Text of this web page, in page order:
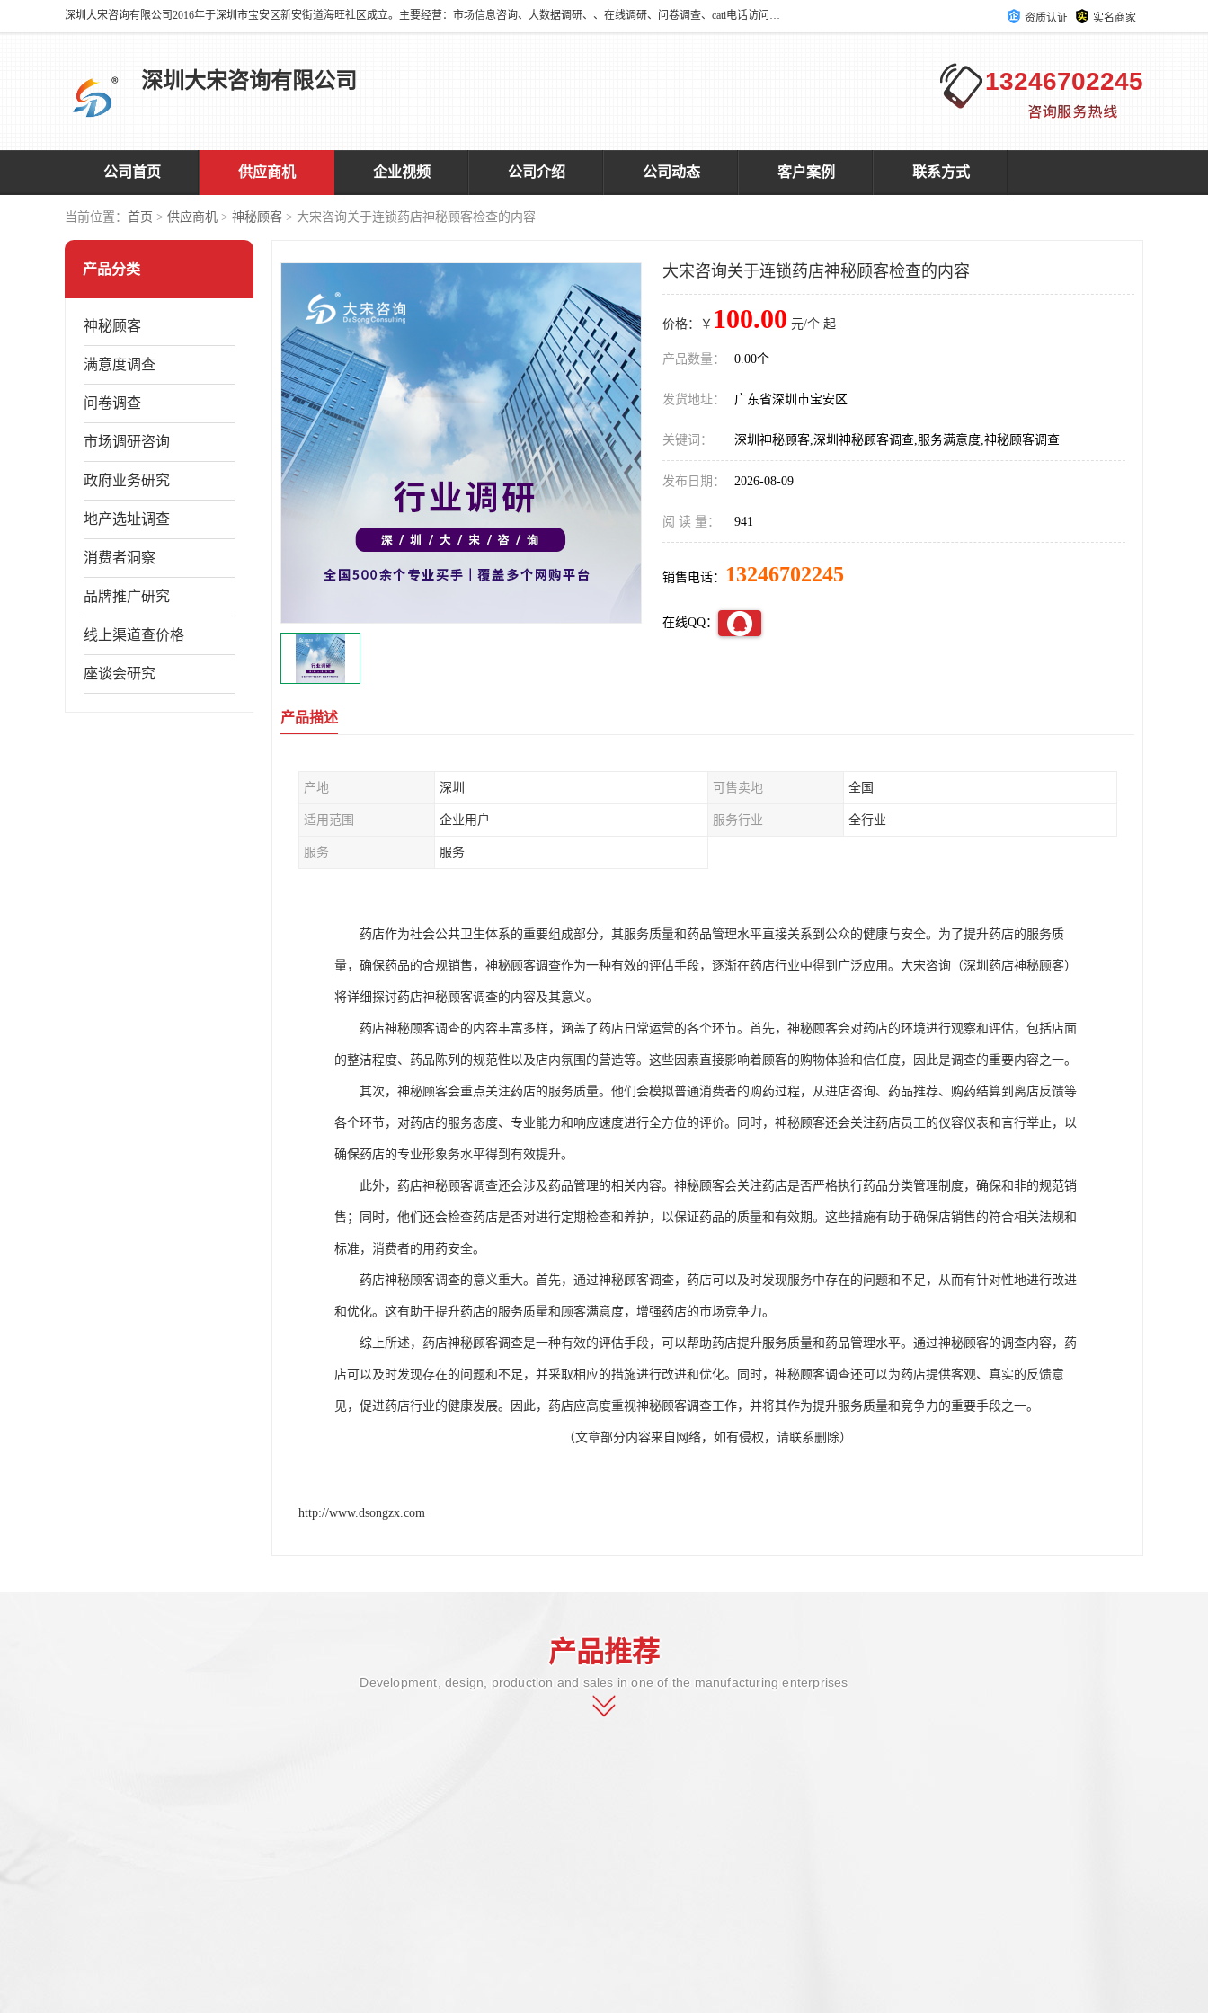
深圳大宋咨询有限公司2016年于深圳市宝安区新安街道海旺社区成立。主要经营：市场信息咨询、大数据调研、、在线调研、问卷调查、cati电话访问、神秘顾客调查、广告效果评估、消费者调查、大数据采集分析等，从事广告业务、国内贸易、数据采集、数据处理；公共文明测评。 资质认证 实名商家
深圳大宋咨询有限公司 13246702245
公司首页 供应商机 企业视频 公司介绍 公司动态 客户案例 联系方式
当前位置： 首页 > 供应商机 > 神秘顾客 > 大宋咨询关于连锁药店神秘顾客检查的内容
产品分类
神秘顾客
满意度调查
问卷调查
市场调研咨询
政府业务研究
地产选址调查
消费者洞察
品牌推广研究
线上渠道查价格
座谈会研究
大宋咨询关于连锁药店神秘顾客检查的内容
价格：￥ 100.00 元/个 起
产品数量： 0.00个
发货地址： 广东省深圳市宝安区
关键词： 深圳神秘顾客,深圳神秘顾客调查,服务满意度,神秘顾客调查
发布日期： 2026-08-09
阅 读 量： 941
销售电话： 13246702245
在线QQ：
产品描述
产地 深圳 可售卖地 全国
适用范围 企业用户 服务行业 全行业
服务 服务
药店作为社会公共卫生体系的重要组成部分，其服务质量和药品管理水平直接关系到公众的健康与安全。为了提升药店的服务质
量，确保药品的合规销售，神秘顾客调查作为一种有效的评估手段，逐渐在药店行业中得到广泛应用。 大宋咨询（深圳药店神秘顾客）
将详细探讨药店神秘顾客调查的内容及其意义。
药店神秘顾客调查的内容丰富多样，涵盖了药店日常运营的各个环节。首先，神秘顾客会对药店的环境进行观察和评估，包括店面
的整洁程度、药品陈列的规范性以及店内氛围的营造等。这些因素直接影响着顾客的购物体验和信任度，因此是调查的重要内容之一。
其次，神秘顾客会重点关注药店的服务质量。他们会模拟普通消费者的购药过程，从进店咨询、药品推荐、购药结算到离店反馈等
各个环节，对药店的服务态度、专业能力和响应速度进行全方位的评价。同时，神秘顾客还会关注药店员工的仪容仪表和言行举止，以
确保药店的专业形象务水平得到有效提升。
此外，药店神秘顾客调查还会涉及药品管理的相关内容。神秘顾客会关注药店是否严格执行药品分类管理制度，确保和非的规范销
售；同时，他们还会检查药店是否对进行定期检查和养护，以保证药品的质量和有效期。这些措施有助于确保店销售的符合相关法规和
标准，消费者的用药安全。
药店神秘顾客调查的意义重大。首先，通过神秘顾客调查，药店可以及时发现服务中存在的问题和不足，从而有针对性地进行改进
和优化。这有助于提升药店的服务质量和顾客满意度，增强药店的市场竞争力。
综上所述，药店神秘顾客调查是一种有效的评估手段，可以帮助药店提升服务质量和药品管理水平。通过神秘顾客的调查内容，药
店可以及时发现存在的问题和不足，并采取相应的措施进行改进和优化。同时，神秘顾客调查还可以为药店提供客观、真实的反馈意
见，促进药店行业的健康发展。因此，药店应高度重视神秘顾客调查工作，并将其作为提升服务质量和竞争力的重要手段之一。
（文章部分内容来自网络，如有侵权，请联系删除）
http://www.dsongzx.com
产品推荐
Development, design, production and sales in one of the manufacturing enterprises